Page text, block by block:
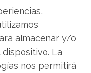
almacenar y/o
La
nos permitirá